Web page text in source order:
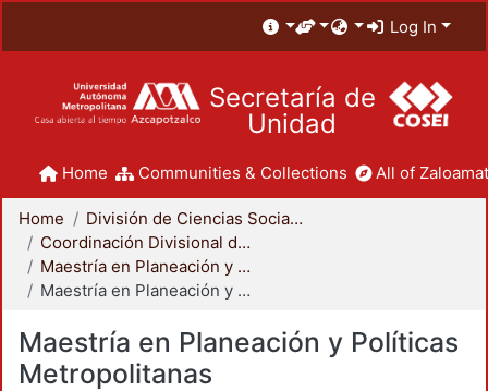
Log In
Secretaría de
Unidad
Home Communities & Collections All of
Home
División de Ciencias Sociales y Humanidades
Coordinación Divisional de Posgrado
Maestría en Planeación y Políticas Metropolitanas
Maestría en Planeación y Políticas Metropolitanas
Maestría en Planeación y Políticas
Metropolitanas